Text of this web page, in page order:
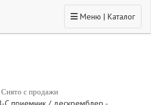
Toggle navigation
Меню | Каталог
Снято с продажи